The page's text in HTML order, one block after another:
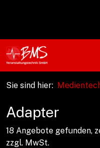
Sie sind hier:
Adapter
18 Angebote gefunden,
zzgl. MwSt.